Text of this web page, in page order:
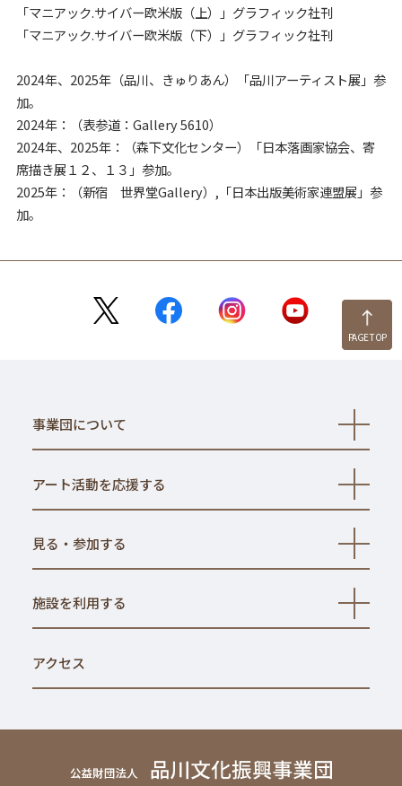
「マニアック.サイバー欧米版（上）」グラフィック社刊
「マニアック.サイバー欧米版（下）」グラフィック社刊
2024年、2025年（品川、きゅりあん）「品川アーティスト展」参
加。
2024年：（表参道：Gallery 5610）
2024年、2025年：（森下文化センター）「日本落画家協会、寄
席描き展１２、１３」参加。
2025年：（新宿 世界堂Gallery）,「日本出版美術家連盟展」参
加。
PAGE TOP
事業団について
開
く
アート活動を応援する
開
く
見る・参加する
開
く
施設を利用する
開
アクセス